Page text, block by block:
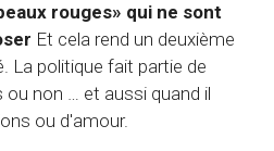
rouges» qui ne sont
Et cela rend un deuxième
La politique fait partie de
non … et aussi quand il
ou d'amour.